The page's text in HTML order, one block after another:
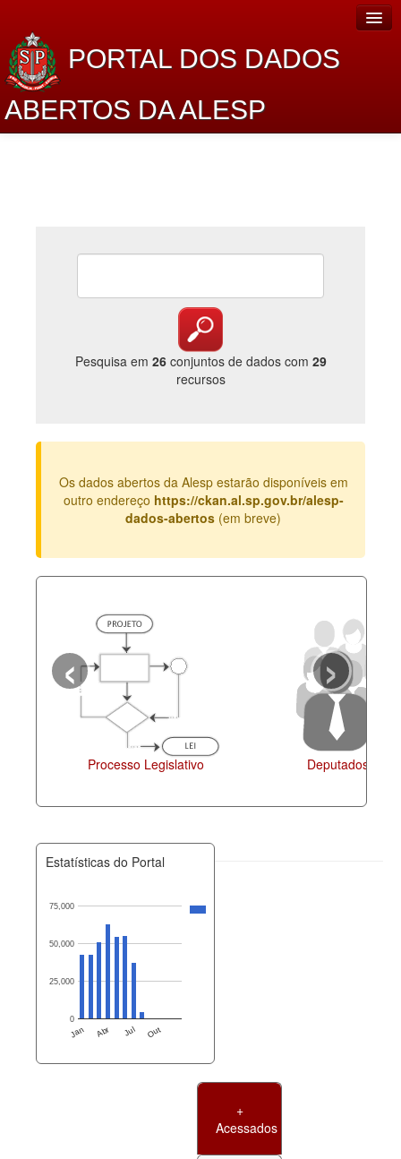
PORTAL DOS DADOS
ABERTOS DA ALESP
Lei de Acesso à Informação
Catálogo de dados
Legislação
Perguntas frequentes
Pesquisa em 26conjuntos de dados com 29
recursos
Os dados abertos da Alesp estarão disponíveis em
outro endereço https://ckan.al.sp.gov.br/alesp-
dados-abertos (em breve)
Processo Legislativo Deputados Estaduais
‹ ›
Estatísticas do Portal
Jan Abr Jul Out
0
25,000
50,000
75,000
+
Acessados